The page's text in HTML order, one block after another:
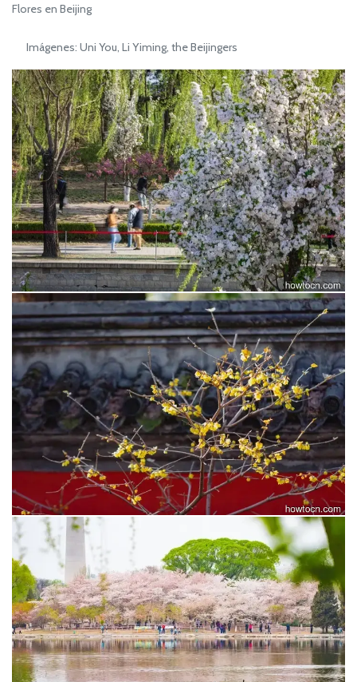
Flores en Beijing
Imágenes: Uni You, Li Yiming, the Beijingers